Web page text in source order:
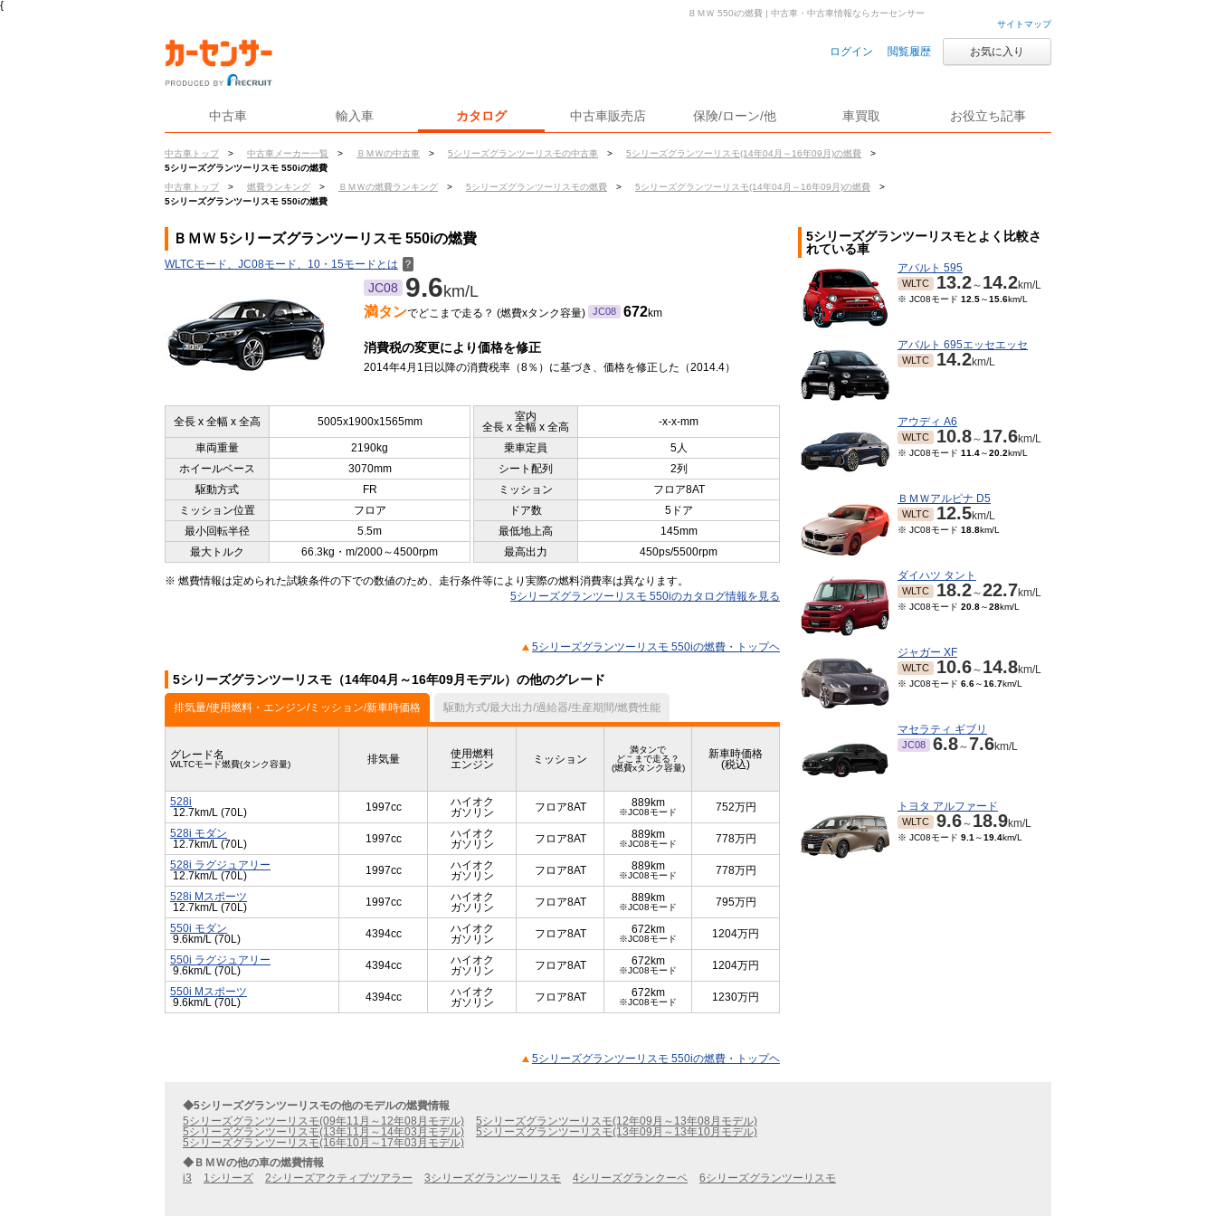
{
サイトマップ
ログイン 閲覧履歴 お気に入り
中古車 輸入車 カタログ 中古車販売店 保険/ローン/他 車買取 お役立ち記事
中古車トップ > 中古車メーカー一覧 > ＢＭＷの中古車 > 5シリーズグランツーリスモの中古車 > 5シリーズグランツーリスモ(14年04月～16年09月)の燃費
>
5シリーズグランツーリスモ 550iの燃費
中古車トップ
> 燃費ランキング > ＢＭＷの燃費ランキング > 5シリーズグランツーリスモの燃費 > 5シリーズグランツーリスモ(14年04月～16年09月)の燃費
>
5シリーズグランツーリスモ 550iの燃費
ＢＭＷ 550iの燃費 | 中古車・中古車情報ならカーセンサー
ＢＭＷ 5シリーズグランツーリスモ 550iの燃費
WLTCモード、JC08モード、10・15モードとは ？
JC08 9.6km/L
満タンでどこまで走る？ (燃費xタンク容量) JC08 672km
消費税の変更により価格を修正
2014年4月1日以降の消費税率（8％）に基づき、価格を修正した（2014.4）
全長 x 全幅 x 全高 5005x1900x1565mm
室内
全長 x 全幅 x 全高
-x-x-mm
車両重量 2190kg 乗車定員
5人
ホイールベース
3070mm シート配列
2列
駆動方式
FR ミッション
フロア8AT
ミッション位置
フロア ドア数
5ドア
最小回転半径
5.5m 最低地上高
145mm
最大トルク
66.3kg・m/2000～4500rpm 最高出力 450ps/5500rpm
※ 燃費情報は定められた試験条件の下での数値のため、走行条件等により実際の燃料消費率は異なります。
5シリーズグランツーリスモ 550iのカタログ情報を見る
5シリーズグランツーリスモ 550iの燃費・トップヘ
5シリーズグランツーリスモ（14年04月～16年09月モデル）の他のグレード
排気量/使用燃料・エンジン/ミッション/新車時価格 駆動方式/最大出力/過給器/生産期間/燃費性能
グレード名
WLTCモード燃費(タンク容量) 排気量
使用燃料
エンジン
ミッション
満タンで
どこまで走る？
(燃費xタンク容量)
新車時価格
(税込)
528i
12.7km/L (70L)
1997cc
ハイオク
ガソリン
フロア8AT 889km
※JC08モード 752万円
528i モダン
12.7km/L (70L)
1997cc
ハイオク
ガソリン
フロア8AT 889km
※JC08モード 778万円
528i ラグジュアリー
12.7km/L (70L)
1997cc
ハイオク
ガソリン
フロア8AT 889km
※JC08モード 778万円
528i Mスポーツ
12.7km/L (70L)
1997cc
ハイオク
ガソリン
フロア8AT 889km
※JC08モード 795万円
550i モダン
9.6km/L (70L)
4394cc
ハイオク
ガソリン
フロア8AT 672km
※JC08モード 1204万円
550i ラグジュアリー
9.6km/L (70L)
4394cc
ハイオク
ガソリン
フロア8AT 672km
※JC08モード 1204万円
550i Mスポーツ
9.6km/L (70L)
4394cc
ハイオク
ガソリン
フロア8AT 672km
※JC08モード 1230万円
5シリーズグランツーリスモ 550iの燃費・トップヘ
5シリーズグランツーリスモとよく比較さ
れている車
アバルト 595
WLTC 13.2～ 14.2km/L
※ JC08モード 12.5～15.6km/L
アバルト 695エッセエッセ
WLTC 14.2km/L
アウディ A6
WLTC 10.8～ 17.6km/L
※ JC08モード 11.4～20.2km/L
ＢＭＷアルピナ D5
WLTC 12.5km/L
※ JC08モード 18.8km/L
ダイハツ タント
WLTC 18.2～22.7km/L
※ JC08モード 20.8～28km/L
ジャガー XF
WLTC 10.6～ 14.8km/L
※ JC08モード 6.6～16.7km/L
マセラティ ギブリ
JC08 6.8～7.6km/L
トヨタ アルファード
WLTC 9.6～ 18.9km/L
※ JC08モード 9.1 ～19.4km/L
◆5シリーズグランツーリスモの他のモデルの燃費情報
5シリーズグランツーリスモ(09年11月～12年08月モデル)
5シリーズグランツーリスモ(12年09月～13年08月モデル)
5シリーズグランツーリスモ(13年11月～14年03月モデル)
5シリーズグランツーリスモ(13年09月～13年10月モデル)
5シリーズグランツーリスモ(16年10月～17年03月モデル)
◆ＢＭＷの他の車の燃費情報
i3
1シリーズ 2シリーズアクティブツアラー 3シリーズグランツーリスモ 4シリーズグランクーペ 6シリーズグランツーリスモ